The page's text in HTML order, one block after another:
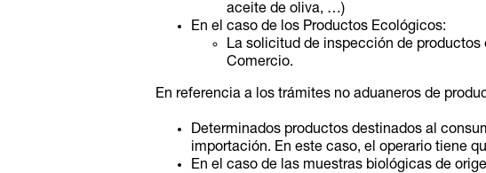
aceite de oliva, …)
En el caso de los Productos Ecológicos:
La solicitud de inspección de
Comercio.
En referencia a los trámites no aduaneros de
Determinados productos destinados al
importación. En este caso, el operario tiene
En el caso de las muestras biológicas de